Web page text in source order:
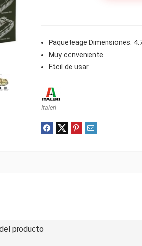
Paqueteage Dimensiones:
Muy conveniente
Fácil de usar
Italeri
producto